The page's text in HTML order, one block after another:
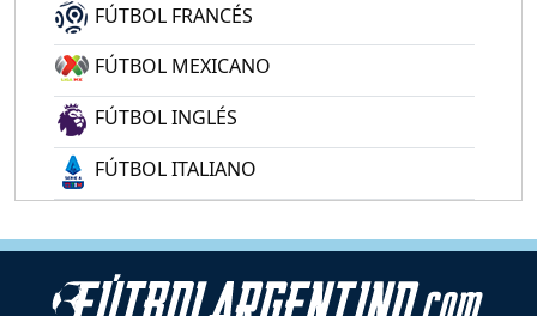
FÚTBOL FRANCÉS
FÚTBOL MEXICANO
FÚTBOL INGLÉS
FÚTBOL ITALIANO